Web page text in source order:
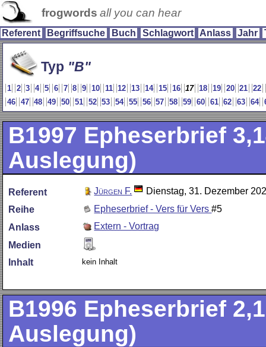
frogwords all you can hear
Referent Begriffsuche Buch Schlagwort Anlass Jahr
Typ B
1 2 3 4 5 6 7 8 9 10 11 12 13 14 15 16 17 18 19 20 21
22
46
47 48 49 50 51 52 53 54 55 56 57 58 59 60 61 62 63 64
B1997 Epheserbrief
Auslegung)
Referent Jürgen F.
Dienstag, 31. Dezember
Reihe
Epheserbrief - Vers für Vers#5
Anlass
Extern - Vortrag
Medien
Inhalt
kein Inhalt
B1996 Epheserbrief
Auslegung)